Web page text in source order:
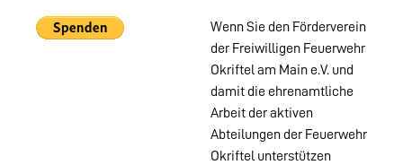
Wenn Sie den Förderverein
der Freiwilligen Feuerwehr
Okriftel am Main e.V. und
damit die ehrenamtliche
Arbeit der aktiven
Abteilungen der Feuerwehr
Okriftel unterstützen